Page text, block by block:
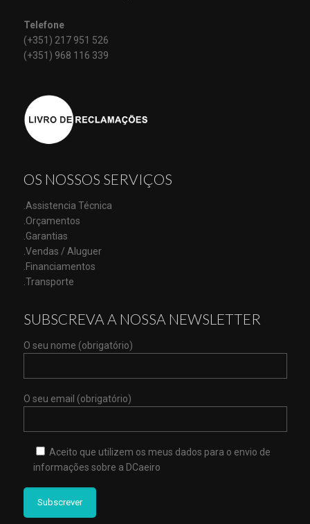
Telefone
(+351) 217 951 526
(+351) 968 116 339
OS NOSSOS SERVIÇOS
.Assistencia Técnica
.Orçamentos
.Garantias
.Vendas / Aluguer
.Financiamentos
.Transporte
SUBSCREVA A NOSSA NEWSLETTER
O seu nome (obrigatório)
O seu email (obrigatório)
Aceito que utilizem os meus dados para o envio de
informações sobre a DCaeiro